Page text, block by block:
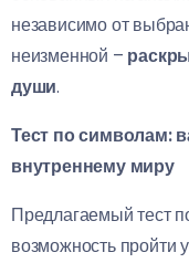
независимо от
неизменной –
души.
Тест по символам:
внутреннему миру
Предлагаемый тест
возможность пройти